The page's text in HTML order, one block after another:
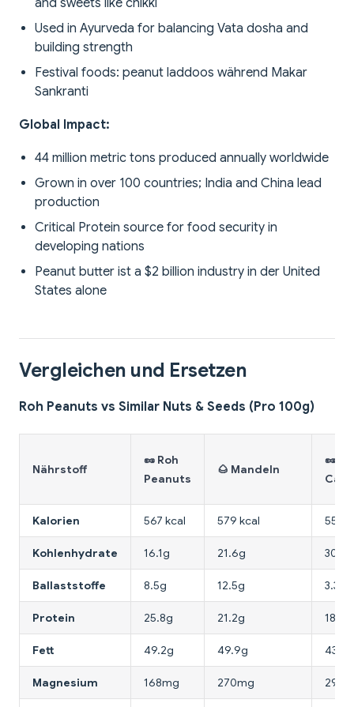
and sweets like chikki
Used in Ayurveda for balancing Vata dosha and
building strength
Festival foods: peanut laddoos während Makar
Sankranti
Global Impact:
44 million metric tons produced annually worldwide
Grown in over 100 countries; India and China lead
production
Critical Protein source for food security in
developing nations
Peanut butter ist a $2 billion industry in der United
States alone
Vergleichen und Ersetzen
Roh Peanuts vs Similar Nuts & Seeds (Pro 100g)
Nährstoff
🥜 Roh
Peanuts
🌰 Mandeln
🥜
Kalorien 567 kcal 579 kcal 553
Kohlenhydrate 16.1g 21.6g 30.2g
Ballaststoffe 8.5g 12.5g 3.3g
Protein 25.8g 21.2g 18.2g
Fett 49.2g 49.9g 43.8g
Magnesium 168mg 270mg